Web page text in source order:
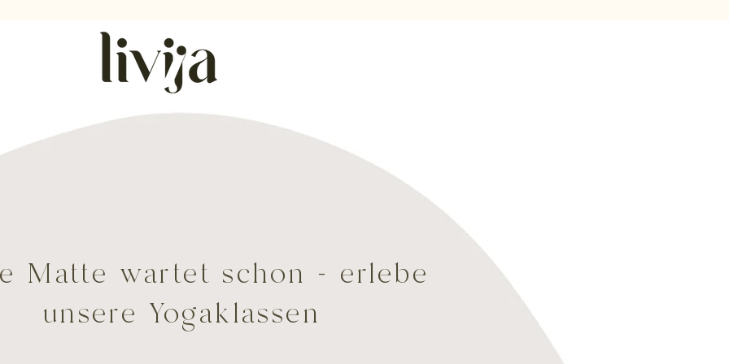
Matte wartet schon - erlebe
unsere Yogaklassen